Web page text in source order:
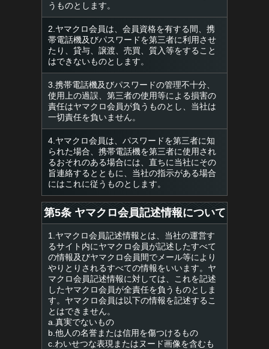
うものとします。
2.ヤマクロ会員は、会員資格を有する間、携
帯電話機及びパスワードを第三者に利用させ
たり、貸与、譲渡、売買、質入等をすること
はできないものとします。
3.携帯電話機及びパスワードの管理不十分、
使用上の過誤、第三者の使用等による損害の
責任はヤマクロ会員が負うものとし、当社は
一切責任を負いません。
4.ヤマクロ会員は、パスワードを第三者に知
られた場合、携帯電話機を第三者に使用され
るおそれのある場合には、直ちに当社にその
旨連絡するとともに、当社の指示がある場合
にはこれに従うものとします。
第5条 ヤマクロ会員記述情報について
1.ヤマクロ会員記述情報とは、当社の運営す
るサイト内にヤマクロ会員が記述したすべて
の情報及びヤマクロ会員間でメール等により
やりとりされるすべての情報をいいます。ヤ
マクロ会員記述情報に対しては、これを記述
したヤマクロ会員が全責任を負うものとしま
す。ヤマクロ会員は以下の情報を記述するこ
とはできません。
a.真実でないもの
b.他人の名誉または信用を傷つけるもの
c.わいせつな表現またはヌード画像を含むも